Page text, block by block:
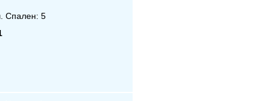
Спален: 5